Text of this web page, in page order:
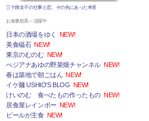
三十路女子の仕事と恋、その先にあった本音
お食事処系～活躍中
日本の酒場をゆく
NEW!
美食磁石 NEW!
東京のむのむ NEW!
べジアナあゆの野菜畑チャンネル NEW!
春は築地で朝ごはん NEW!
イケ麺 USHIO'S BLOG NEW!
けいのむ 食べたもの作ったもの NEW!
居食屋レインボー NEW!
ビールが主食 NEW!